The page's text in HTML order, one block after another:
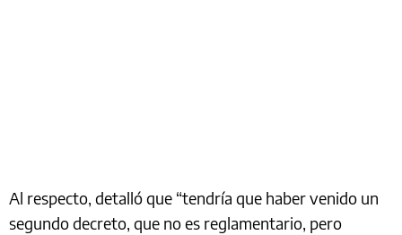
Al respecto, detalló que “tendría que haber venido un
segundo decreto, que no es reglamentario, pero